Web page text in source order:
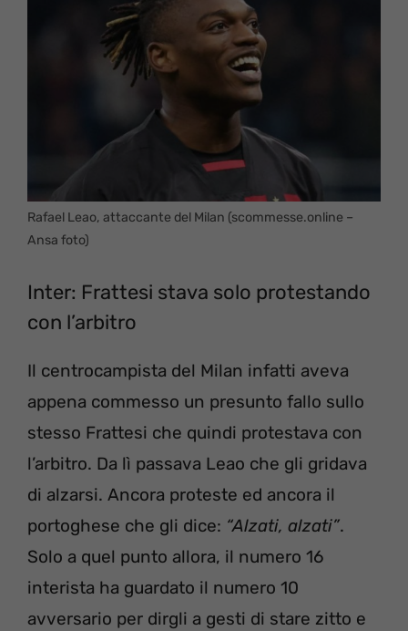
Rafael Leao, attaccante del Milan (scommesse.online –
Ansa foto)
Inter: Frattesi stava solo protestando
con l’arbitro
Il centrocampista del Milan infatti aveva
appena commesso un presunto fallo sullo
stesso Frattesi che quindi protestava con
l’arbitro. Da lì passava Leao che gli gridava
di alzarsi. Ancora proteste ed ancora il
portoghese che gli dice: “Alzati, alzati”.
Solo a quel punto allora, il numero 16
interista ha guardato il numero 10
avversario per dirgli a gesti di stare zitto e